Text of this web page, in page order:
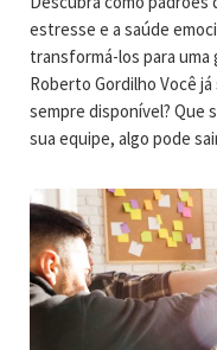
estresse e a saúde
transformá-los para
Roberto Gordilho Você
sempre disponível? Que
sua equipe, algo pode